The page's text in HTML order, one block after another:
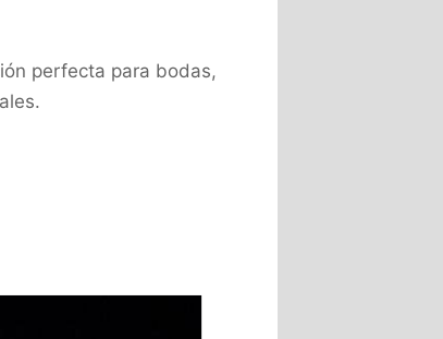
perfecta para bodas,